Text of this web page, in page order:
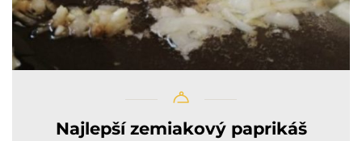
Najlepší zemiakový paprikáš